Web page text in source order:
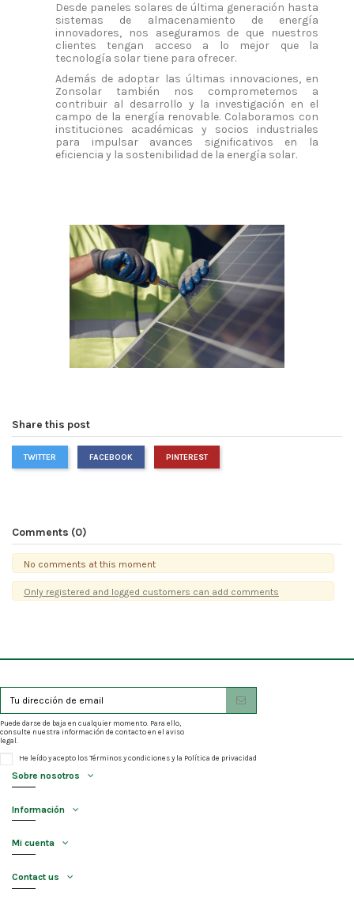
Desde paneles solares de última generación hasta
sistemas de almacenamiento de energía
innovadores, nos aseguramos de que nuestros
clientes tengan acceso a lo mejor que la
tecnología solar tiene para ofrecer.
Además de adoptar las últimas innovaciones, en
Zonsolar también nos comprometemos a
contribuir al desarrollo y la investigación en el
campo de la energía renovable. Colaboramos con
instituciones académicas y socios industriales
para impulsar avances significativos en la
eficiencia y la sostenibilidad de la energía solar.
Share this post
TWITTER FACEBOOK PINTEREST
Comments (0)
No comments at this moment
Only registered and logged customers can add comments
Puede darse de baja en cualquier momento. Para ello,
consulte nuestra información de contacto en el aviso
legal.
He leído y acepto losTérminos y condicionesy la Política de privacidad
Sobre nosotros
Información
Mi cuenta
Contact us